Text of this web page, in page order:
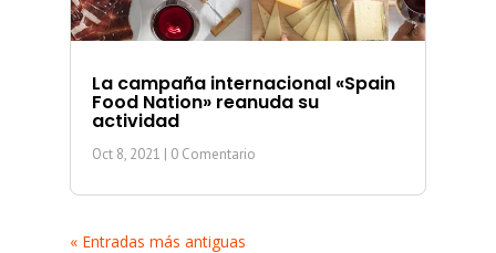
La campaña internacional «Spain
Food Nation» reanuda su
actividad
Oct 8, 2021 | 0 Comentario
« Entradas más antiguas